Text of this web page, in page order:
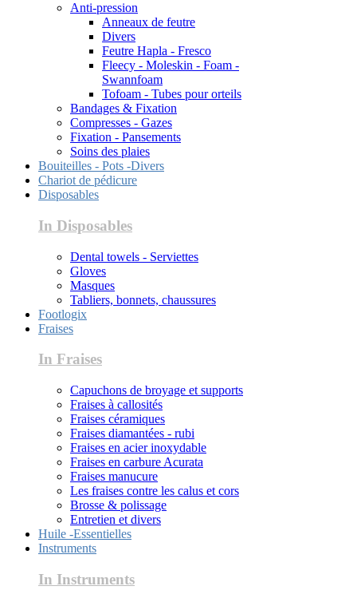
Anti-pression
Anneaux de feutre
Divers
Feutre Hapla - Fresco
Fleecy - Moleskin - Foam -
Swannfoam
Tofoam - Tubes pour orteils
Bandages & Fixation
Compresses - Gazes
Fixation - Pansements
Soins des plaies
Bouiteilles - Pots -Divers
Chariot de pédicure
Disposables
In Disposables
Dental towels - Serviettes
Gloves
Masques
Tabliers, bonnets, chaussures
Footlogix
Fraises
In Fraises
Capuchons de broyage et supports
Fraises à callosités
Fraises céramiques
Fraises diamantées - rubi
Fraises en acier inoxydable
Fraises en carbure Acurata
Fraises manucure
Les fraises contre les calus et cors
Brosse & polissage
Entretien et divers
Huile -Essentielles
Instruments
In Instruments